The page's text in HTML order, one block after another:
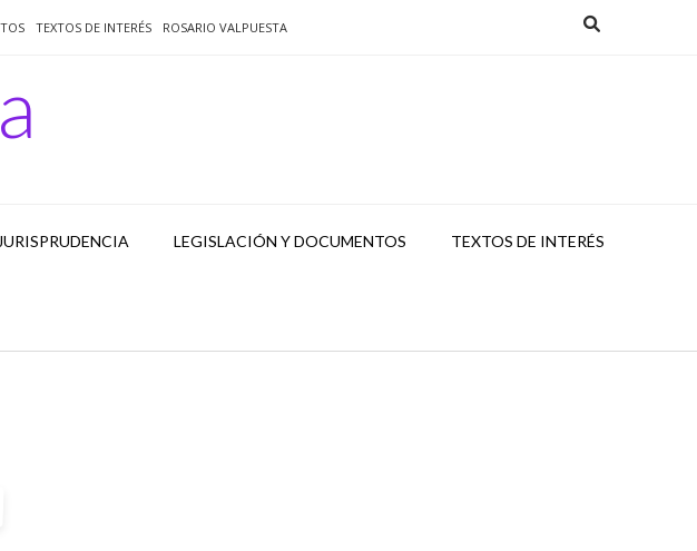
TEXTOS DE INTERÉS ROSARIO VALPUESTA
JURISPRUDENCIA LEGISLACIÓN Y DOCUMENTOS TEXTOS DE INTERÉS